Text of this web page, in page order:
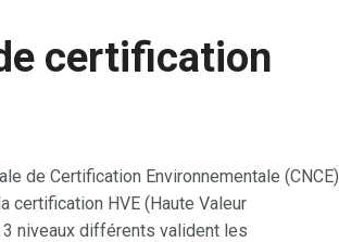
certification
de Certification Environnementale (CNCE)
certification HVE (Haute Valeur
3 niveaux différents valident les